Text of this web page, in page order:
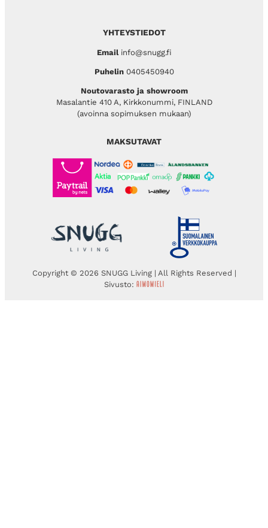
YHTEYSTIEDOT
Emailinfo@snugg.fi
Puhelin 0405450940
Noutovarasto ja showroom
Masalantie 410 A, Kirkkonummi, FINLAND
(avoinna sopimuksen mukaan)
MAKSUTAVAT
Copyright © 2026 SNUGG Living | All Rights Reserved |
Sivusto: